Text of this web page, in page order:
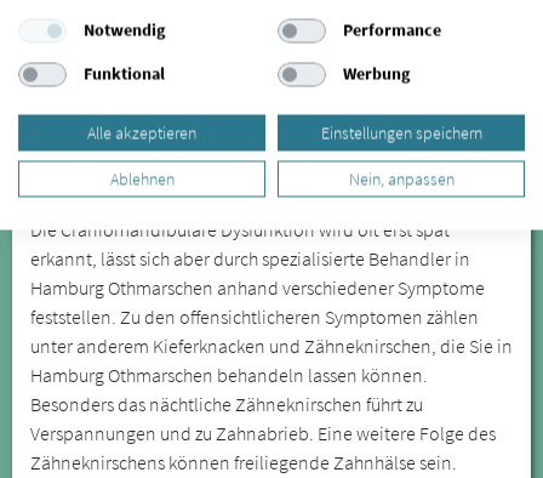
Bönningstedt
Rellingen |Hörsten |Hasloh | Norderstedt
Wulmstorf|Reinbek Pinneberg|Hittfeld|Braak
Hohenraden|Maschen Stelle|Appen|
Quickborn
Die Craniomandibuläre Dysfunktion wird oft erst spät
erkannt, lässt sich aber durch spezialisierte Behandler in
Hamburg Othmarschen anhand verschiedener Symptome
feststellen. Zu den offensichtlicheren Symptomen zählen
unter anderem Kieferknacken und Zähneknirschen, die Sie in
Hamburg Othmarschen behandeln lassen können.
Besonders das nächtliche Zähneknirschen führt zu
Verspannungen und zu Zahnabrieb. Eine weitere Folge des
Zähneknirschens können freiliegende Zahnhälse sein.
Notwendig
Performance
Funktional
Werbung
Alle akzeptieren Einstellungen speichern
Ablehnen Nein, anpassen